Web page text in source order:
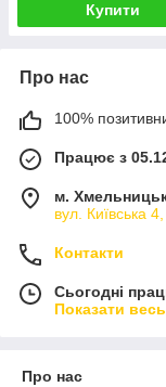
Купити
Про нас
100%
Працює з
м.
вул. Київська
Контакти
Сьогодні
Показати
Про нас